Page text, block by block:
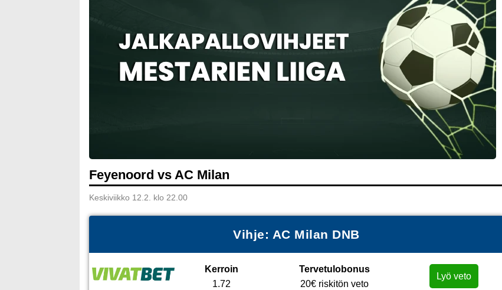
Feyenoord vs AC Milan
Keskiviikko 12.2. klo 22.00
Vihje: AC Milan DNB
Kerroin
1.72
Tervetulobonus
20€ riskitön veto
Lyö veto